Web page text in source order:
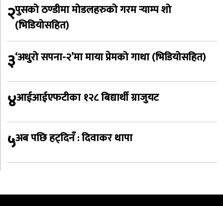
२पुसको ठण्डीमा मोडलहरुको गरम र्‍याम्प शो
(भिडियोसहित)
३‘अधुरो सपना-२’मा माया प्रेमको गाथा (भिडियोसहित)
४आईआईएफटीका १२८ बिद्यार्थी ग्राजुयट
५अब पछि हट्दिनँ : दिवाकर थापा